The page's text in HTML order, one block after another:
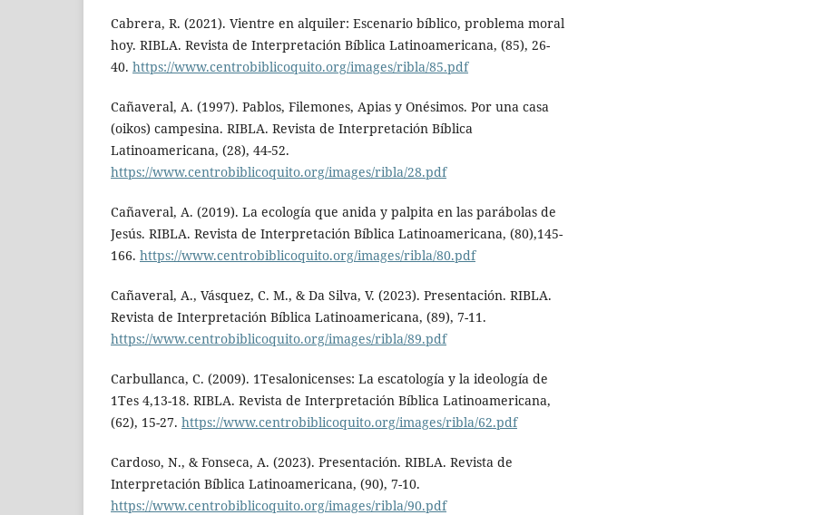
Cabrera, R. (2021). Vientre en alquiler: Escenario bíblico, problema moral
hoy. RIBLA. Revista de Interpretación Bíblica Latinoamericana, (85), 26-
40. https://www.centrobiblicoquito.org/images/ribla/85.pdf
Cañaveral, A. (1997). Pablos, Filemones, Apias y Onésimos. Por una casa
(oikos) campesina. RIBLA. Revista de Interpretación Bíblica
Latinoamericana, (28), 44-52.
https://www.centrobiblicoquito.org/images/ribla/28.pdf
Cañaveral, A. (2019). La ecología que anida y palpita en las parábolas de
Jesús. RIBLA. Revista de Interpretación Bíblica Latinoamericana, (80),145-
166. https://www.centrobiblicoquito.org/images/ribla/80.pdf
Cañaveral, A., Vásquez, C. M., & Da Silva, V. (2023). Presentación. RIBLA.
Revista de Interpretación Bíblica Latinoamericana, (89), 7-11.
https://www.centrobiblicoquito.org/images/ribla/89.pdf
Carbullanca, C. (2009). 1Tesalonicenses: La escatología y la ideología de
1Tes 4,13-18. RIBLA. Revista de Interpretación Bíblica Latinoamericana,
(62), 15-27. https://www.centrobiblicoquito.org/images/ribla/62.pdf
Cardoso, N., & Fonseca, A. (2023). Presentación. RIBLA. Revista de
Interpretación Bíblica Latinoamericana, (90), 7-10.
https://www.centrobiblicoquito.org/images/ribla/90.pdf